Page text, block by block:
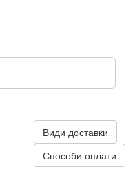
Види доставки
Способи оплати